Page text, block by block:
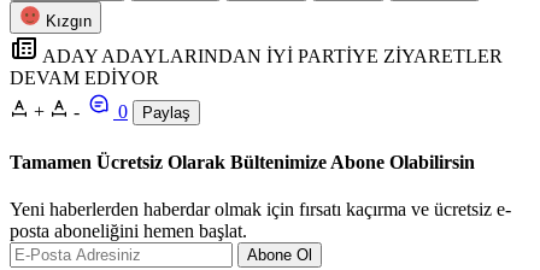
Kızgın
ADAY ADAYLARINDAN İYİ PARTİYE ZİYARETLER
DEVAM EDİYOR
+
- 0 Paylaş
Tamamen Ücretsiz Olarak Bültenimize Abone Olabilirsin
Yeni haberlerden haberdar olmak için fırsatı kaçırma ve ücretsiz e-
posta aboneliğini hemen başlat.
Abone Ol